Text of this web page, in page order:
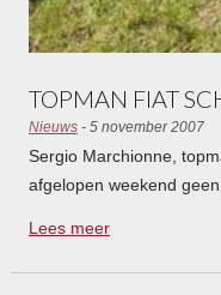
TOPMAN FIAT
Nieuws- 5 november 2007
Sergio Marchionne,
afgelopen weekend
knalde de CEO in zijn
Lees meer